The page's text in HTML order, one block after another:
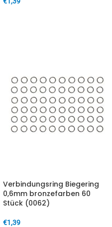
Verbindungsring Biegering
0,6mm bronzefarben 60
Stück (0062)
€1,39